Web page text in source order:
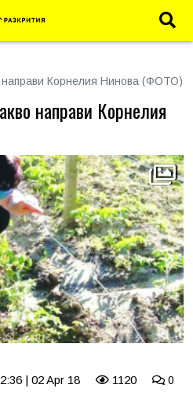
направи Корнелия Нинова (ФОТО)
направи Корнелия
| 02 Apr 18 1120 0